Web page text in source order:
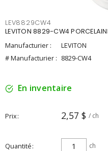
LEV8829CW4
LEVITON 8829-CW4
Manufacturier :
LEVITON
# Manufacturier : 8829-CW4
En inventaire
Prix 2,57 $ / ch
Quantité ch